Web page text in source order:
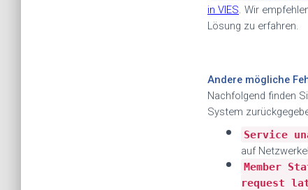
in VIES. Wir
Lösung zu erfahren.
Andere mögliche
Nachfolgend finden
System
• Service
auf
•
Member
request